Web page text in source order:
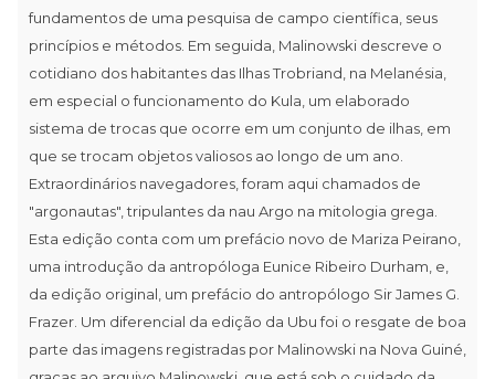
fundamentos de uma pesquisa de campo científica, seus
princípios e métodos. Em seguida, Malinowski descreve o
cotidiano dos habitantes das Ilhas Trobriand, na Melanésia,
em especial o funcionamento do Kula, um elaborado
sistema de trocas que ocorre em um conjunto de ilhas, em
que se trocam objetos valiosos ao longo de um ano.
Extraordinários navegadores, foram aqui chamados de
"argonautas", tripulantes da nau Argo na mitologia grega.
Esta edição conta com um prefácio novo de Mariza Peirano,
uma introdução da antropóloga Eunice Ribeiro Durham, e,
da edição original, um prefácio do antropólogo Sir James G.
Frazer. Um diferencial da edição da Ubu foi o resgate de boa
parte das imagens registradas por Malinowski na Nova Guiné,